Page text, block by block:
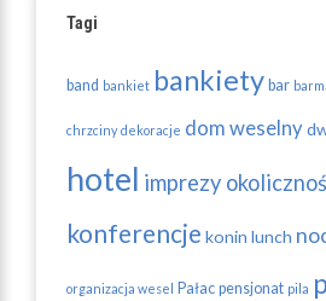
Tagi
band bankiet bankiety bar
chrzciny dekoracje dom weselny
hotel imprezy
konferencje konin lunch
organizacja wesel Pałac pensjonat pila